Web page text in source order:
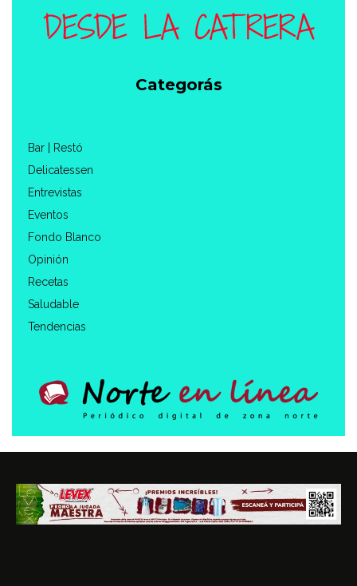
Categorás
Bar | Restó
Delicatessen
Entrevistas
Eventos
Fondo Blanco
Opinión
Recetas
Saludable
Tendencias